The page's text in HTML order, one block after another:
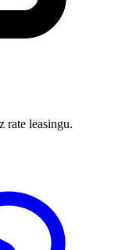
rate leasingu.